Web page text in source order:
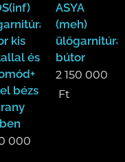
kis
és
bézs
000
ASYA
(meh)
ülőgarnitúra
bútor
2 150 000
Ft